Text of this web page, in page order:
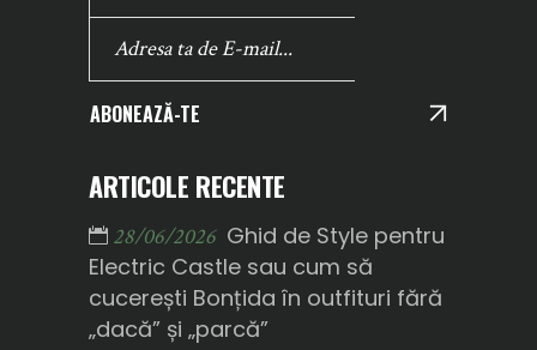
ABONEAZĂ-TE
ARTICOLE RECENTE
28/06/2026 Ghid de Style pentru
Electric Castle sau cum să
cucerești Bonțida în outfituri fără
„dacă” și „parcă”